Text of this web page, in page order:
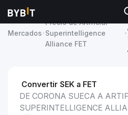
Mercados
Precio de Artificial
Superintelligence
Alliance FET
Convertir SEK a FET
DE CORONA SUECA A
SUPERINTELLIGENCE